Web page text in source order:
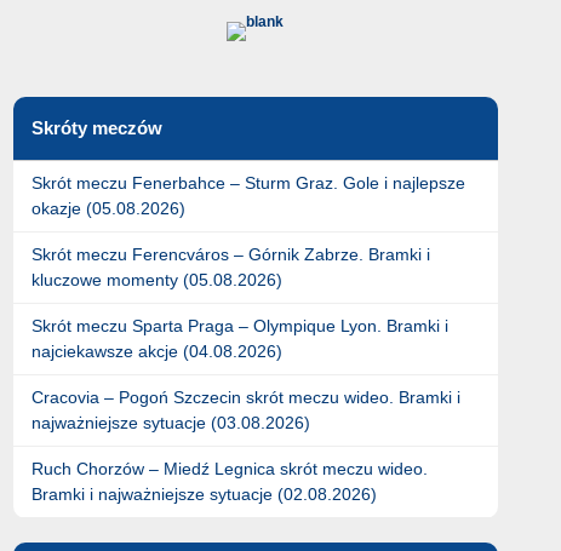
Skróty meczów
Skrót meczu Fenerbahce – Sturm Graz. Gole i najlepsze
okazje (05.08.2026)
Skrót meczu Ferencváros – Górnik Zabrze. Bramki i
kluczowe momenty (05.08.2026)
Skrót meczu Sparta Praga – Olympique Lyon. Bramki i
najciekawsze akcje (04.08.2026)
Cracovia – Pogoń Szczecin skrót meczu wideo. Bramki i
najważniejsze sytuacje (03.08.2026)
Ruch Chorzów – Miedź Legnica skrót meczu wideo.
Bramki i najważniejsze sytuacje (02.08.2026)